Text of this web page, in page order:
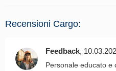
Recensioni Cargo:
Feedback,
Personale educato e